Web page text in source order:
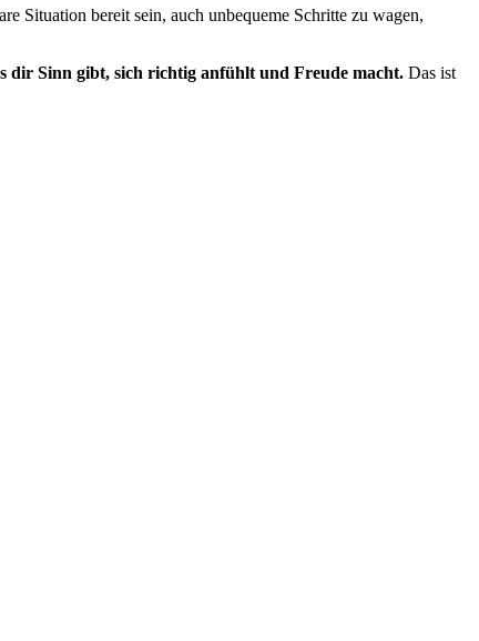
Situation bereit sein, auch unbequeme Schritte zu wagen,
dir Sinn gibt, sich richtig anfühlt und Freude macht. Das ist